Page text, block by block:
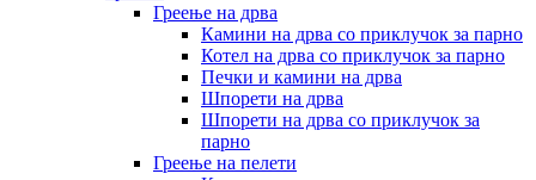
Греење на дрва
Камини на дрва со приклучок за парно
Котел на дрва со приклучок за парно
Печки и камини на дрва
Шпорети на дрва
Шпорети на дрва со приклучок за
парно
Греење на пелети